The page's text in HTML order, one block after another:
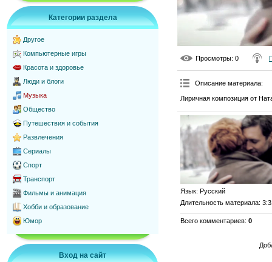
Категории раздела
Другое
Компьютерные игры
Красота и здоровье
Люди и блоги
Музыка
Общество
Путешествия и события
Развлечения
Сериалы
Спорт
Транспорт
Фильмы и анимация
Хобби и образование
Юмор
Вход на сайт
Просмотры: 0
Описание материала:
Лиричная композиция от
Язык: Русский
Длительность материала:
Всего комментариев: 0